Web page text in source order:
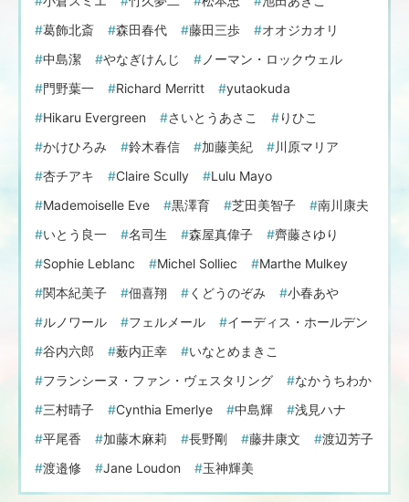
葛飾北斎
森田春代 藤田三歩
オオジカオリ
中島潔
やなぎけんじ
ノーマン・ロックウェル
門野葉一
Richard Merritt
yutaokuda
Hikaru Evergreen
さいとうあさこ
りひこ
かけひろみ
鈴木春信 加藤美紀
川原マリア
杏チアキ
Claire Scully
Lulu Mayo
Mademoiselle Eve
黒澤育 芝田美智子
南川康夫
いとう良一
名司生 森屋真偉子
齊藤さゆり
Sophie Leblanc
Michel Solliec
Marthe Mulkey
関本紀美子
佃喜翔 くどうのぞみ
小春あや
ルノワール
フェルメール
イーディス・ホールデン
谷内六郎
薮内正幸
いなとめまきこ
フランシーヌ・ファン・ヴェスタリング
なかうちわか
三村晴子
Cynthia Emerlye 中島輝
浅見ハナ
平尾香
加藤木麻莉 長野剛 藤井康文
渡辺芳子
渡邉修
Jane Loudon 玉神輝美